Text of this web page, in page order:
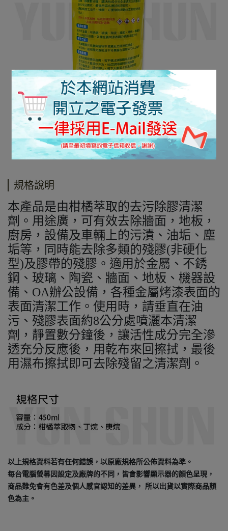
規格說明
本產品是由柑橘萃取的去污除膠清潔
劑。用途廣，可有效去除牆面，地板，
廚房，設備及車輛上的污漬、油垢、塵
垢等，同時能去除多類的殘膠(非硬化
型)及膠帶的殘膠。適用於金屬、不銹
鋼、玻璃、陶瓷、牆面、地板、機器設
備、OA辦公設備，各種金屬烤漆表面的
表面清潔工作。使用時，請垂直在油
污、殘膠表面約8公分處噴灑本清潔
劑，靜置數分鐘後，讓活性成分完全滲
透充分反應後，用乾布來回擦拭，最後
用濕布擦拭即可去除殘留之清潔劑。
以上規格資料若有任何錯誤，以原廠規格所公佈資料為準。
每台電腦螢幕因設定及廠牌的不同，皆會影響顯示器的顏色呈現，
商品難免會有色差及個人感官認知的差異， 所以出貨以實際商品顏
色為主。